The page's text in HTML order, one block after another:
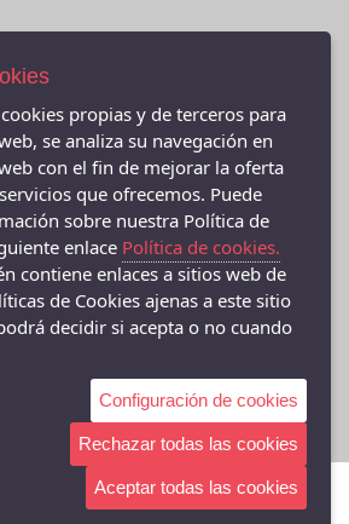
MADERO 9, Cee - 15270 (A
AVILA 7 BAJO (FINISTERRE), Fisterra
propias y de terceros para
se analiza su navegación en
con el fin de mejorar la oferta
que ofrecemos. Puede
sobre nuestra Política de
enlace Política de cookies.
contiene enlaces a sitios web de
de Cookies ajenas a este sitio
decidir si acepta o no cuando
Configuración de cookies
Rechazar todas las cookies
Aceptar todas las cookies